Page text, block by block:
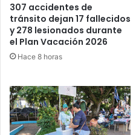
307 accidentes de
tránsito dejan 17 fallecidos
y 278 lesionados durante
el Plan Vacación 2026
Hace 8 horas